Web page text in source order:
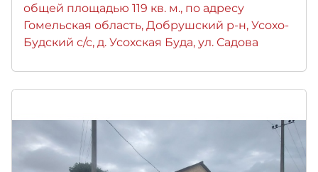
общей площадью 119 кв. м., по адресу
Гомельская область, Добрушский р-н, Усохо-
Будский с/с, д. Усохская Буда, ул. Садова